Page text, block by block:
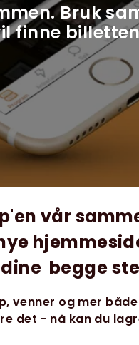
Bruk
finne
vår
begge
venner og mer
det - nå kan du